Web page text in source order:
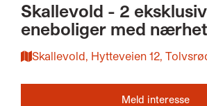
Skallevold - 2
eneboliger med
Skallevold, Hytteveien 12,
Meld interesse